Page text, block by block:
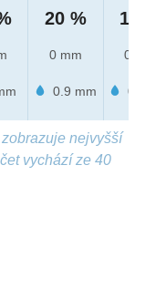
20 %
0 mm
0.9 mm
10 %
0 mm
0.9 mm
nejvyšší
vychází ze 40